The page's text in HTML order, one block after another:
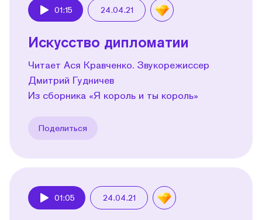
01:15 24.04.21
Искусство дипломатии
Читает Ася Кравченко. Звукорежиссер
Дмитрий Гудничев
Из сборника «Я король и ты король»
Поделиться
01:05 24.04.21